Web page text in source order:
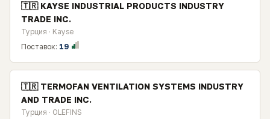
🇹🇷 KAYSE INDUSTRIAL PRODUCTS INDUSTRY
TRADE INC.
Турция · Kayse
Поставок: 19
🇹🇷 TERMOFAN VENTILATION SYSTEMS INDUSTRY
AND TRADE INC.
Турция · OLEFINS